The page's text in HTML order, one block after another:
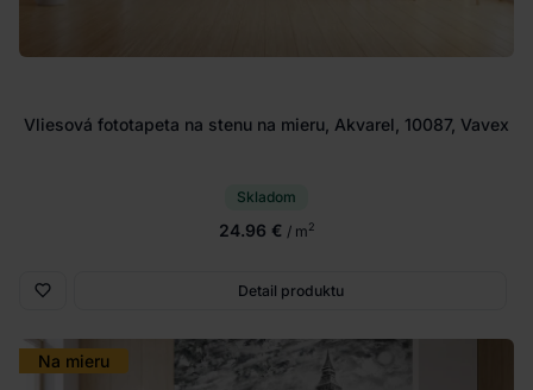
Vliesová fototapeta na stenu na mieru, Akvarel, 10087, Vavex
Skladom
24.96 € / m2
Detail produktu
Na mieru